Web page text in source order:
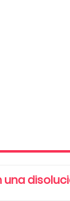
una